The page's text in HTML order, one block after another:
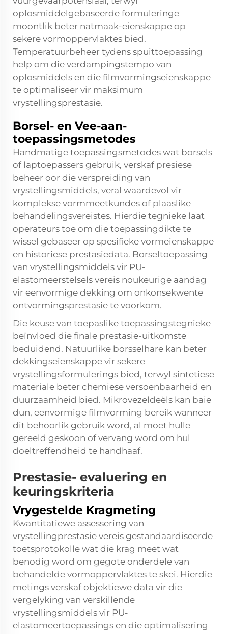
oplosmiddelgebaseerde formuleringe
moontlik beter natmaak-eienskappe op
sekere vormoppervlaktes bied.
Temperatuurbeheer tydens spuittoepassing
help om die verdampingstempo van
oplosmiddels en die filmvormingseienskappe
te optimaliseer vir maksimum
vrystellingsprestasie.
Borsel- en Vee-aan-
toepassingsmetodes
Handmatige toepassingsmetodes wat borsels
of laptoepassers gebruik, verskaf presiese
beheer oor die verspreiding van
vrystellingsmiddels, veral waardevol vir
komplekse vormmeetkundes of plaaslike
behandelingsvereistes. Hierdie tegnieke laat
operateurs toe om die toepassingdikte te
wissel gebaseer op spesifieke vormeienskappe
en historiese prestasiedata. Borseltoepassing
van vrystellingsmiddels vir PU-
elastomeerstelsels vereis noukeurige aandag
vir eenvormige dekking om onkonsekwente
ontvormingsprestasie te voorkom.
Die keuse van toepaslike toepassingstegnieke
beïnvloed die finale prestasie-uitkomste
beduidend. Natuurlike borsselhare kan beter
dekkingseienskappe vir sekere
vrystellingsformulerings bied, terwyl sintetiese
materiale beter chemiese versoenbaarheid en
duurzaamheid bied. Mikrovezeldeëls kan baie
dun, eenvormige filmvorming bereik wanneer
dit behoorlik gebruik word, al moet hulle
gereeld geskoon of vervang word om hul
doeltreffendheid te handhaaf.
Prestasie- evaluering en
keuringskriteria
Vrygestelde Kragmeting
Kwantitatiewe assessering van
vrystellingprestasie vereis gestandaardiseerde
toetsprotokolle wat die krag meet wat
benodig word om gegote onderdele van
behandelde vormoppervlaktes te skei. Hierdie
metings verskaf objektiewe data vir die
vergelyking van verskillende
vrystellingsmiddels vir PU-
elastomeertoepassings en die optimalisering